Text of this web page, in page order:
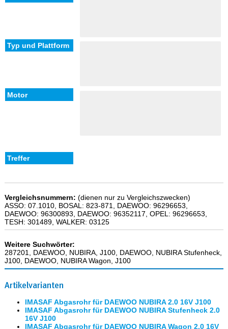
Vergleichsnummern: (dienen nur zu Vergleichszwecken)
ASSO: 07.1010, BOSAL: 823-871, DAEWOO: 96296653,
DAEWOO: 96300893, DAEWOO: 96352117, OPEL: 96296653,
TESH: 301489, WALKER: 03125
Weitere Suchwörter:
287201, DAEWOO, NUBIRA, J100, DAEWOO, NUBIRA Stufenheck,
J100, DAEWOO, NUBIRA Wagon, J100
Artikelvarianten
IMASAF Abgasrohr für DAEWOO NUBIRA 2.0 16V J100
IMASAF Abgasrohr für DAEWOO NUBIRA Stufenheck 2.0
16V J100
IMASAF Abgasrohr für DAEWOO NUBIRA Wagon 2.0 16V